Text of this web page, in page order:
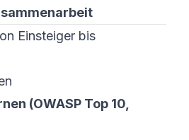
Einsteiger bis
(OWASP Top 10,